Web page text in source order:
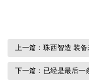
上一篇：珠西智造 装
下一篇：已经是最后一